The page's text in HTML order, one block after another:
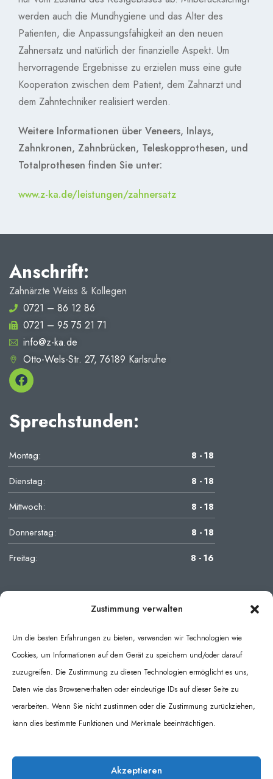
Zustimmung verwalten
Um die besten Erfahrungen zu bieten, verwenden wir Technologien wie
Cookies, um Informationen auf dem Gerät zu speichern und/oder darauf
zuzugreifen. Die Zustimmung zu diesen Technologien ermöglicht es uns,
Daten wie das Browserverhalten oder eindeutige IDs auf dieser Seite zu
verarbeiten. Wenn Sie nicht zustimmen oder die Zustimmung zurückziehen,
kann dies bestimmte Funktionen und Merkmale beeinträchtigen.
Akzeptieren
werden auch die Mundhygiene und das Alter des
Patienten, die Anpassungsfähigkeit an den neuen
Zahnersatz und natürlich der finanzielle Aspekt. Um
hervorragende Ergebnisse zu erzielen muss eine gute
Kooperation zwischen dem Patient, dem Zahnarzt und
dem Zahntechniker realisiert werden.
Weitere Informationen über Veneers, Inlays,
Zahnkronen, Zahnbrücken, Teleskopprothesen, und
Totalprothesen finden Sie unter:
www.z-ka.de/leistungen/zahnersatz
Anschrift:
Zahnärzte Weiss & Kollegen
0721 – 86 12 86
0721 – 95 75 21 71
info@z-ka.de
Otto-Wels-Str. 27, 76189 Karlsruhe
Sprechstunden:
Montag: 8 - 18
Dienstag: 8 - 18
Mittwoch: 8 - 18
Donnerstag: 8 - 18
Freitag: 8 - 16
Datenschutzerklärung